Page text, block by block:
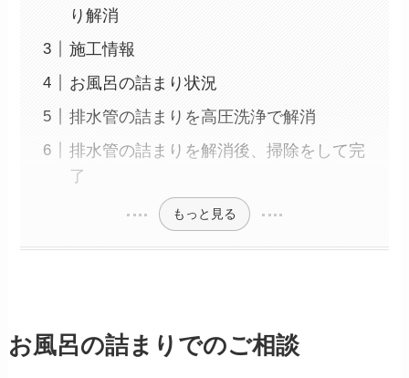
り解消
施工情報
お風呂の詰まり状況
排水管の詰まりを高圧洗浄で解消
排水管の詰まりを解消後、掃除をして完
了
もっと見る
お風呂の詰まりでのご相談